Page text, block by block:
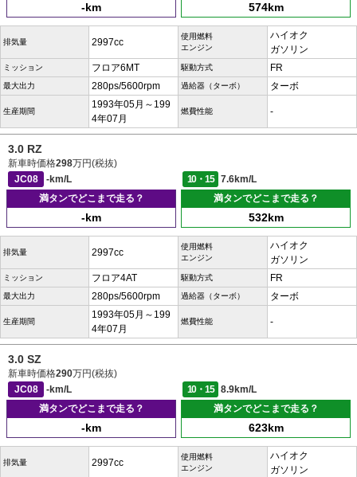
-km 574km
排気量 2997cc
使用燃料
エンジン
ハイオク
ガソリン
ミッション フロア6MT 駆動方式 FR
最大出力 280ps/5600rpm 過給器（ターボ） ターボ
生産期間
1993年05月～199
4年07月
燃費性能 -
3.0 RZ
新車時価格298万円(税抜)
JC08
-km/L 10・15
7.6km/L
満タンでどこまで走る？
-km
満タンでどこまで走る？
532km
排気量 2997cc
使用燃料
エンジン
ハイオク
ガソリン
ミッション フロア4AT 駆動方式 FR
最大出力 280ps/5600rpm 過給器（ターボ） ターボ
生産期間
1993年05月～199
4年07月
燃費性能 -
3.0 SZ
新車時価格290万円(税抜)
JC08
-km/L 10・15
8.9km/L
満タンでどこまで走る？
-km
満タンでどこまで走る？
623km
排気量 2997cc
使用燃料
エンジン
ハイオク
ガソリン